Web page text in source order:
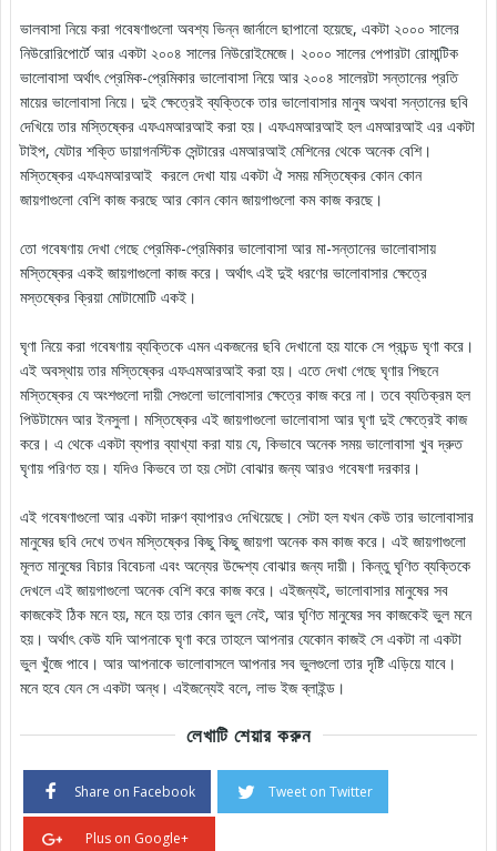
ভালবাসা নিয়ে করা গবেষণাগুলো অবশ্য ভিন্ন জার্নালে ছাপানো হয়েছে, একটা ২০০০ সালের
নিউরোরিপোর্টে আর একটা ২০০৪ সালের নিউরোইমেজে। ২০০০ সালের পেপারটা রোমান্টিক
ভালোবাসা অর্থাৎ প্রেমিক-প্রেমিকার ভালোবাসা নিয়ে আর ২০০৪ সালেরটা সন্তানের প্রতি
মায়ের ভালোবাসা নিয়ে। দুই ক্ষেত্রেই ব্যক্তিকে তার ভালোবাসার মানুষ অথবা সন্তানের ছবি
দেখিয়ে তার মস্তিষ্কের এফএমআরআই করা হয়। এফএমআরআই হল এমআরআই এর একটা
টাইপ, যেটার শক্তি ডায়াগনস্টিক সেন্টারের এমআরআই মেশিনের থেকে অনেক বেশি।
মস্তিষ্কের এফএমআরআই করলে দেখা যায় একটা ঐ সময় মস্তিষ্কের কোন কোন
জায়গাগুলো বেশি কাজ করছে আর কোন কোন জায়গাগুলো কম কাজ করছে।
তো গবেষণায় দেখা গেছে প্রেমিক-প্রেমিকার ভালোবাসা আর মা-সন্তানের ভালোবাসায়
মস্তিষ্কের একই জায়গাগুলো কাজ করে। অর্থাৎ এই দুই ধরণের ভালোবাসার ক্ষেত্রে
মস্তষ্কের ক্রিয়া মোটামোটি একই।
ঘৃণা নিয়ে করা গবেষণায় ব্যক্তিকে এমন একজনের ছবি দেখানো হয় যাকে সে প্রচন্ড ঘৃণা করে।
এই অবস্থায় তার মস্তিষ্কের এফএমআরআই করা হয়। এতে দেখা গেছে ঘৃণার পিছনে
মস্তিষ্কের যে অংশগুলো দায়ী সেগুলো ভালোবাসার ক্ষেত্রে কাজ করে না। তবে ব্যতিক্রম হল
পিউটামেন আর ইনসুলা। মস্তিষ্কের এই জায়গাগুলো ভালোবাসা আর ঘৃণা দুই ক্ষেত্রেই কাজ
করে। এ থেকে একটা ব্যপার ব্যাখ্যা করা যায় যে, কিভাবে অনেক সময় ভালোবাসা খুব দ্রুত
ঘৃণায় পরিণত হয়। যদিও কিভবে তা হয় সেটা বোঝার জন্য আরও গবেষণা দরকার।
এই গবেষণাগুলো আর একটা দারুণ ব্যাপারও দেখিয়েছে। সেটা হল যখন কেউ তার ভালোবাসার
মানুষের ছবি দেখে তখন মস্তিষ্কের কিছু কিছু জায়গা অনেক কম কাজ করে। এই জায়গাগুলো
মূলত মানুষের বিচার বিবেচনা এবং অন্যের উদ্দেশ্য বোঝার জন্য দায়ী। কিন্তু ঘৃণিত ব্যক্তিকে
দেখলে এই জায়গাগুলো অনেক বেশি করে কাজ করে। এইজন্যই, ভালোবাসার মানুষের সব
কাজকেই ঠিক মনে হয়, মনে হয় তার কোন ভুল নেই, আর ঘৃণিত মানুষের সব কাজকেই ভুল মনে
হয়। অর্থাৎ কেউ যদি আপনাকে ঘৃণা করে তাহলে আপনার যেকোন কাজই সে একটা না একটা
ভুল খুঁজে পাবে। আর আপনাকে ভালোবাসলে আপনার সব ভুলগুলো তার দৃষ্টি এড়িয়ে যাবে।
মনে হবে যেন সে একটা অন্ধ। এইজন্যেই বলে, লাভ ইজ ব্লাইন্ড।
লেখাটি শেয়ার করুন
Share on Facebook Tweet on Twitter
Plus on Google+